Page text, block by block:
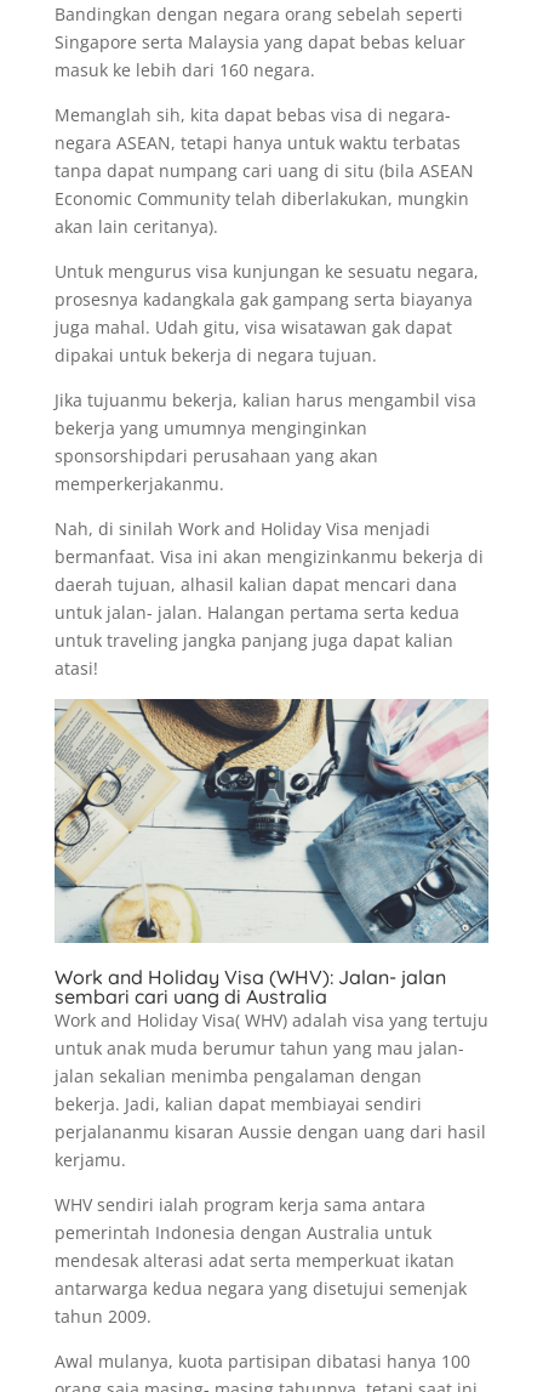
Bandingkan dengan negara orang sebelah seperti
Singapore serta Malaysia yang dapat bebas keluar
masuk ke lebih dari 160 negara.
Memanglah sih, kita dapat bebas visa di negara-
negara ASEAN, tetapi hanya untuk waktu terbatas
tanpa dapat numpang cari uang di situ (bila ASEAN
Economic Community telah diberlakukan, mungkin
akan lain ceritanya).
Untuk mengurus visa kunjungan ke sesuatu negara,
prosesnya kadangkala gak gampang serta biayanya
juga mahal. Udah gitu, visa wisatawan gak dapat
dipakai untuk bekerja di negara tujuan.
Jika tujuanmu bekerja, kalian harus mengambil visa
bekerja yang umumnya menginginkan
sponsorshipdari perusahaan yang akan
memperkerjakanmu.
Nah, di sinilah Work and Holiday Visa menjadi
bermanfaat. Visa ini akan mengizinkanmu bekerja di
daerah tujuan, alhasil kalian dapat mencari dana
untuk jalan- jalan. Halangan pertama serta kedua
untuk traveling jangka panjang juga dapat kalian
atasi!
Work and Holiday Visa (WHV): Jalan- jalan
sembari cari uang di Australia
Work and Holiday Visa( WHV) adalah visa yang tertuju
untuk anak muda berumur tahun yang mau jalan-
jalan sekalian menimba pengalaman dengan
bekerja. Jadi, kalian dapat membiayai sendiri
perjalananmu kisaran Aussie dengan uang dari hasil
kerjamu.
WHV sendiri ialah program kerja sama antara
pemerintah Indonesia dengan Australia untuk
mendesak alterasi adat serta memperkuat ikatan
antarwarga kedua negara yang disetujui semenjak
tahun 2009.
Awal mulanya, kuota partisipan dibatasi hanya 100